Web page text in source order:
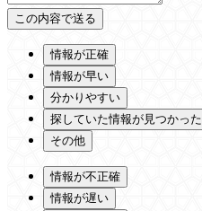
情報が正確
情報が早い
分かりやすい
探していた情報が見つかった
その他
情報が不正確
情報が遅い